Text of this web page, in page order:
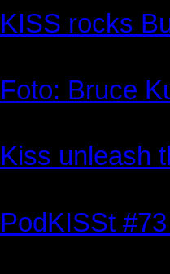
KISS rocks
Foto: Bruce
Kiss unleash
PodKISSt